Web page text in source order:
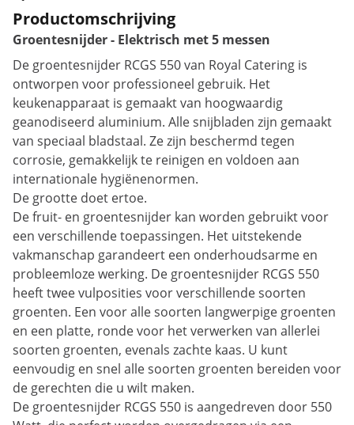
Productomschrijving
Groentesnijder - Elektrisch met 5 messen
De groentesnijder RCGS 550 van Royal Catering is
ontworpen voor professioneel gebruik. Het
keukenapparaat is gemaakt van hoogwaardig
geanodiseerd aluminium. Alle snijbladen zijn gemaakt
van speciaal bladstaal. Ze zijn beschermd tegen
corrosie, gemakkelijk te reinigen en voldoen aan
internationale hygiënenormen.
De grootte doet ertoe.
De fruit- en groentesnijder kan worden gebruikt voor
een verschillende toepassingen. Het uitstekende
vakmanschap garandeert een onderhoudsarme en
probleemloze werking. De groentesnijder RCGS 550
heeft twee vulposities voor verschillende soorten
groenten. Een voor alle soorten langwerpige groenten
en een platte, ronde voor het verwerken van allerlei
soorten groenten, evenals zachte kaas. U kunt
eenvoudig en snel alle soorten groenten bereiden voor
de gerechten die u wilt maken.
De groentesnijder RCGS 550 is aangedreven door 550